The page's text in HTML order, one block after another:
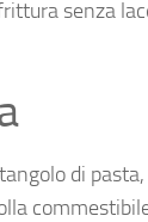
senza
di